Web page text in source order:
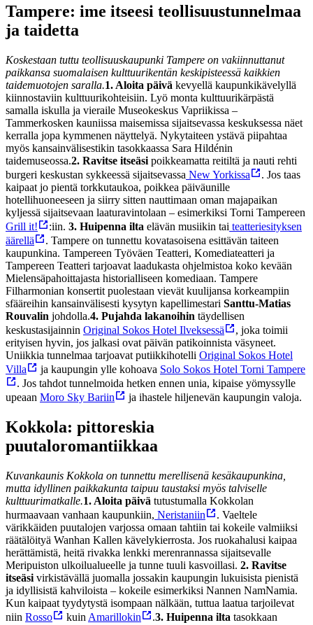
Tampere: ime itseesi teollisuustunnelmaa
ja taidetta
Koskestaan tuttu teollisuuskaupunki Tampere on vakiinnuttanut
paikkansa suomalaisen kulttuurikentän keskipisteessä kaikkien
taidemuotojen saralla.1. Aloita päivä kevyellä kaupunkikävelyllä
kiinnostaviin kulttuurikohteisiin. Lyö monta kulttuurikärpästä
samalla iskulla ja vieraile Museokeskus Vapriikissa –
Tammerkosken kauniissa maisemissa sijaitsevassa keskuksessa näet
kerralla jopa kymmenen näyttelyä. Nykytaiteen ystävä piipahtaa
myös kansainvälisestikin tasokkaassa Sara Hildénin
taidemuseossa.2. Ravitse itseäsi poikkeamatta reitiltä ja nauti rehti
burgeri keskustan sykkeessä sijaitsevassa New Yorkissa
. Jos taas
kaipaat jo pientä torkkutaukoa, poikkea päiväunille
hotellihuoneeseen ja siirry sitten nauttimaan oman majapaikan
kyljessä sijaitsevaan laaturavintolaan – esimerkiksi Torni Tampereen
Grill it!
:iin. 3. Huipenna ilta elävän musiikin tai teatteriesityksen
äärellä
. Tampere on tunnettu kovatasoisena esittävän taiteen
kaupunkina. Tampereen Työväen Teatteri, Komediateatteri ja
Tampereen Teatteri tarjoavat laadukasta ohjelmistoa koko kevään
Mielensäpahoittajasta historialliseen komediaan. Tampere
Filharmonian konsertit puolestaan vievät kuulijansa korkeampiin
sfääreihin kansainvälisesti kysytyn kapellimestari Santtu-Matias
Rouvalin johdolla.4. Pujahda lakanoihin täydellisen
keskustasijainnin Original Sokos Hotel Ilveksessä
, joka toimii
erityisen hyvin, jos jalkasi ovat päivän patikoinnista väsyneet.
Uniikkia tunnelmaa tarjoavat putiikkihotelli Original Sokos Hotel
Villa
ja kaupungin ylle kohoava Solo Sokos Hotel Torni Tampere
. Jos tahdot tunnelmoida hetken ennen unia, kipaise yömyssylle
upeaan Moro Sky Bariin ja ihastele hiljenevän kaupungin valoja.
Kokkola: pittoreskia
puutaloromantiikkaa
Kuvankaunis Kokkola on tunnettu merellisenä kesäkaupunkina,
mutta idyllinen paikkakunta taipuu taustaksi myös talviselle
kulttuurimatkalle.1. Aloita päivä tutustumalla Kokkolan
hurmaavaan vanhaan kaupunkiin, Neristaniin
. Vaeltele
värikkäiden puutalojen varjossa omaan tahtiin tai kokeile valmiiksi
räätälöityä Wanhan Kallen kävelykierrosta. Jos ruokahalusi kaipaa
herättämistä, heitä rivakka lenkki merenrannassa sijaitsevalle
Meripuiston ulkoilualueelle ja tunne tuuli kasvoillasi. 2. Ravitse
itseäsi virkistävällä juomalla jossakin kaupungin lukuisista pienistä
ja idyllisistä kahviloista – kokeile esimerkiksi Nannen NamNamia.
Kun kaipaat tyydytystä isompaan nälkään, tuttua laatua tarjoilevat
niin Rosso kuin Amarillokin .3. Huipenna ilta tasokkaan